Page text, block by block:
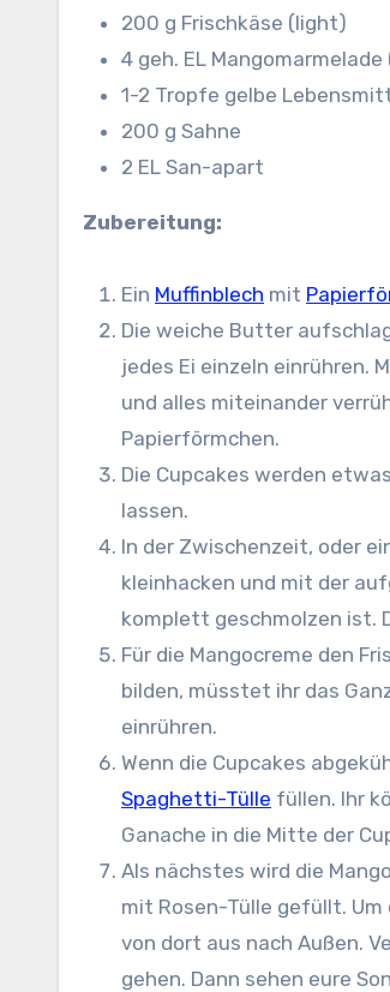
200 g Frischkäse (light)
4 geh. EL
1-2 Tropfe gelbe
200 g Sahne
2 EL San-apart
Zubereitung:
Ein Muffinblech mit
Die weiche Butter
jedes Ei einzeln einrühren.
und alles miteinander
Papierförmchen.
Die Cupcakes werden
lassen.
In der Zwischenzeit, oder
kleinhacken und mit der
komplett geschmolzen ist.
Für die Mangocreme den
bilden, müsstet ihr das
einrühren.
Wenn die Cupcakes
Spaghetti-Tülle füllen. Ihr
Ganache in die Mitte der
Als nächstes wird die
mit Rosen-Tülle gefüllt.
von dort aus nach Außen.
gehen. Dann sehen eure